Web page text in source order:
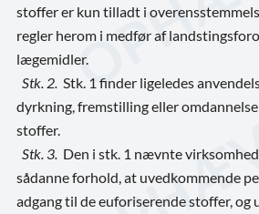
stoffer er kun tilladt i
regler herom i medfør af
lægemidler.
Stk. 2. Stk. 1 finder ligeledes
dyrkning, fremstilling eller
stoffer.
Stk. 3. Den i stk. 1 nævnte
sådanne forhold, at uvedkommende
adgang til de euforiserende stoffer, og